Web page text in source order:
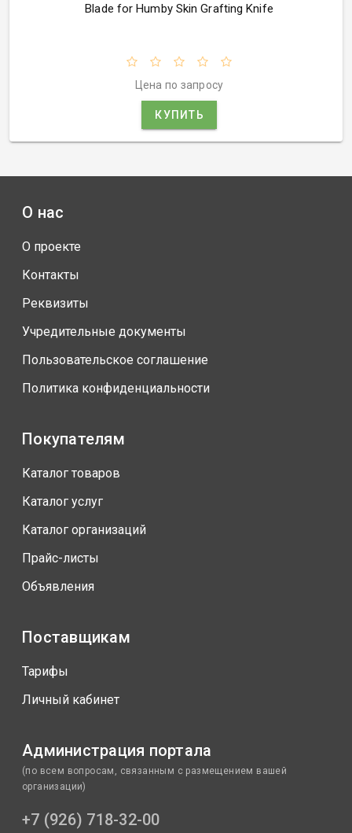
Blade for Humby Skin Grafting Knife
Цена по запросу
КУПИТЬ
О нас
О проекте
Контакты
Реквизиты
Учредительные документы
Пользовательское соглашение
Политика конфиденциальности
Покупателям
Каталог товаров
Каталог услуг
Каталог организаций
Прайс-листы
Объявления
Поставщикам
Тарифы
Личный кабинет
Администрация портала
(по всем вопросам, связанным с размещением вашей
организации)
+7 (926) 718-32-00